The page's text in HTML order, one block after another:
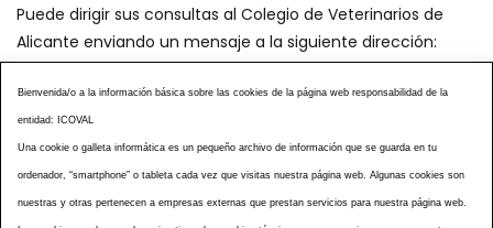
Puede dirigir sus consultas al Colegio de Veterinarios de
Alicante enviando un mensaje a la siguiente dirección:
secretaria@icoval.org
¿SABÍAS QUÉ?
TABLÓN ANUNCIOS
CURSOS Y EVENTOS
TÉRMINOS Y CONDICIONES
Bienvenida/o a la información básica sobre las cookies de la página web responsabilidad de la
entidad: ICOVAL
Una cookie o galleta informática es un pequeño archivo de información que se guarda en tu
ordenador, “smartphone” o tableta cada vez que visitas nuestra página web. Algunas cookies son
nuestras y otras pertenecen a empresas externas que prestan servicios para nuestra página web.